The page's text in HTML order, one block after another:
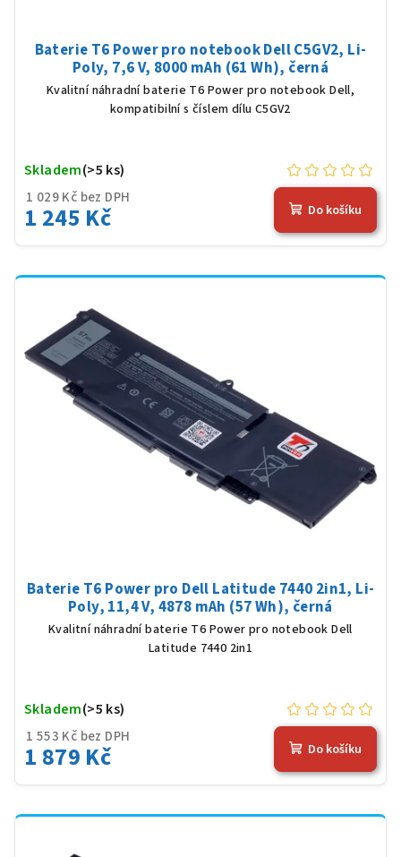
Baterie T6 Power pro notebook Dell C5GV2, Li-
Poly, 7,6 V, 8000 mAh (61 Wh), černá
Kvalitní náhradní baterie T6 Power pro notebook Dell,
kompatibilní s číslem dílu C5GV2
1 029 Kč bez DPH
1 245 Kč
Skladem(>5 ks)
Do košíku
Baterie T6 Power pro Dell Latitude 7440 2in1, Li-
Poly, 11,4 V, 4878 mAh (57 Wh), černá
Kvalitní náhradní baterie T6 Power pro notebook Dell
Latitude 7440 2in1
1 553 Kč bez DPH
1 879 Kč
Skladem(>5 ks)
Do košíku